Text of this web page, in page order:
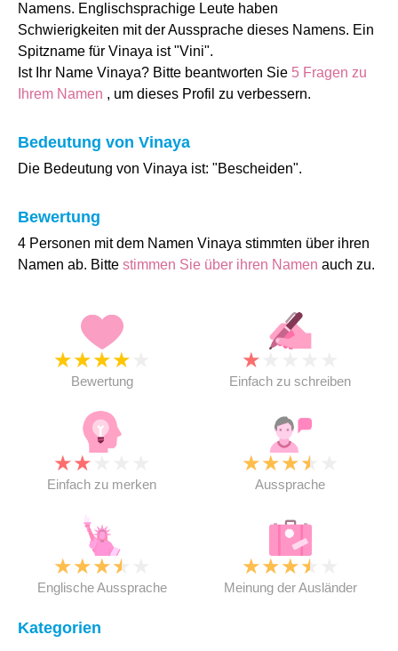
Namens. Englischsprachige Leute haben
Schwierigkeiten mit der Aussprache dieses Namens. Ein
Spitzname für Vinaya ist "Vini".
Ist Ihr Name Vinaya? Bitte beantworten Sie 5 Fragen zu
Ihrem Namen , um dieses Profil zu verbessern.
Bedeutung von Vinaya
Die Bedeutung von Vinaya ist: "Bescheiden".
Bewertung
4 Personen mit dem Namen Vinaya stimmten über ihren
Namen ab. Bitte stimmen Sie über ihren Namen auch zu.
★★★★
Bewertung
★
Einfach zu schreiben
★★
Einfach zu merken
★★★★
Aussprache
★★★★
Englische Aussprache
★★★★
Meinung der Ausländer
Kategorien